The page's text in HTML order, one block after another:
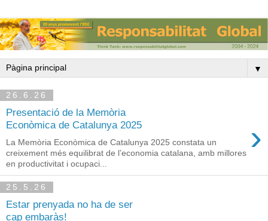
▼
26.6.26
Presentació de la Memòria
Econòmica de Catalunya 2025
›
La Memòria Econòmica de Catalunya 2025 constata un
creixement més equilibrat de l’economia catalana, amb millores
en productivitat i ocupaci...
25.5.26
Estar prenyada no ha de ser
cap embaràs!